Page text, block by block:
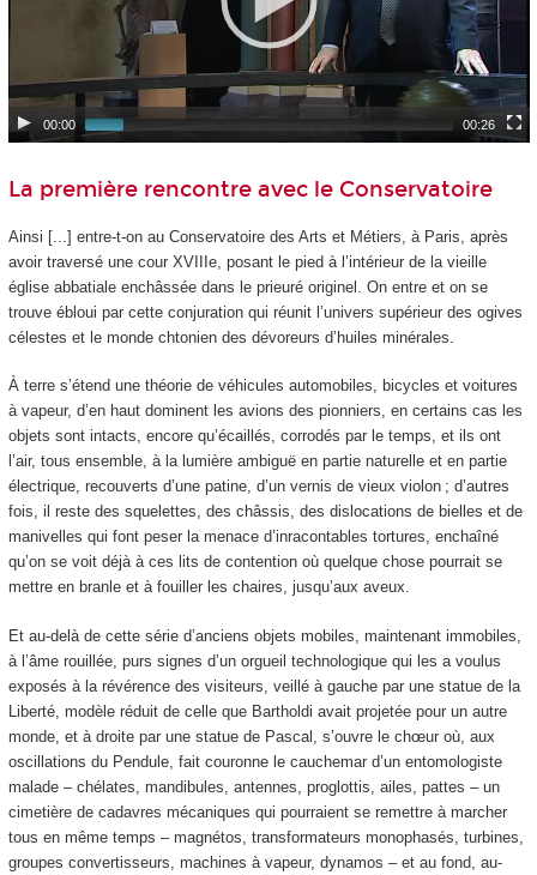
00:00 00:26
La première rencontre avec le Conservatoire
Ainsi [...] entre-t-on au Conservatoire des Arts et Métiers, à Paris, après
avoir traversé une cour XVIIIe, posant le pied à l’intérieur de la vieille
église abbatiale enchâssée dans le prieuré originel. On entre et on se
trouve ébloui par cette conjuration qui réunit l’univers supérieur des ogives
célestes et le monde chtonien des dévoreurs d’huiles minérales.
À terre s’étend une théorie de véhicules automobiles, bicycles et voitures
à vapeur, d’en haut dominent les avions des pionniers, en certains cas les
objets sont intacts, encore qu’écaillés, corrodés par le temps, et ils ont
l’air, tous ensemble, à la lumière ambiguë en partie naturelle et en partie
électrique, recouverts d’une patine, d’un vernis de vieux violon ; d’autres
fois, il reste des squelettes, des châssis, des dislocations de bielles et de
manivelles qui font peser la menace d’inracontables tortures, enchaîné
qu’on se voit déjà à ces lits de contention où quelque chose pourrait se
mettre en branle et à fouiller les chaires, jusqu’aux aveux.
Et au-delà de cette série d’anciens objets mobiles, maintenant immobiles,
à l’âme rouillée, purs signes d’un orgueil technologique qui les a voulus
exposés à la révérence des visiteurs, veillé à gauche par une statue de la
Liberté, modèle réduit de celle que Bartholdi avait projetée pour un autre
monde, et à droite par une statue de Pascal, s’ouvre le chœur où, aux
oscillations du Pendule, fait couronne le cauchemar d’un entomologiste
malade – chélates, mandibules, antennes, proglottis, ailes, pattes – un
cimetière de cadavres mécaniques qui pourraient se remettre à marcher
tous en même temps – magnétos, transformateurs monophasés, turbines,
groupes convertisseurs, machines à vapeur, dynamos – et au fond, au-